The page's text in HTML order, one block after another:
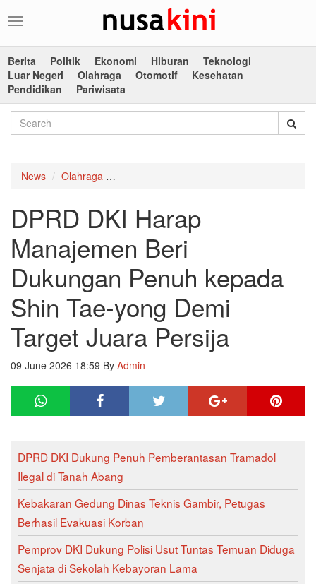
Toggle
Berita
Politik Ekonomi Hiburan
Teknologi
Luar Negeri
Olahraga Otomotif
Kesehatan
Pendidikan
Pariwisata
News Olahraga
DPRD DKI Harap
Manajemen Beri
Dukungan Penuh kepada
Shin Tae-yong Demi
Target Juara Persija
09 June 2026 18:59 By Admin
DPRD DKI Dukung Penuh Pemberantasan Tramadol
Ilegal di Tanah Abang
Kebakaran Gedung Dinas Teknis Gambir, Petugas
Berhasil Evakuasi Korban
Pemprov DKI Dukung Polisi Usut Tuntas Temuan Diduga
Senjata di Sekolah Kebayoran Lama